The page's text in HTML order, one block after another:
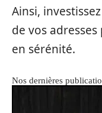
Ainsi,
de vos
en sérénité.
Nos dernières